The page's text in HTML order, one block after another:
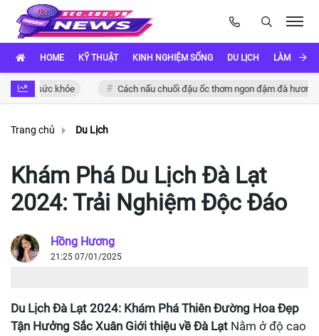
HOME KỸ THUẬT KINH NGHIỆM SỐNG DU LỊCH LÀM ĐẸP
sức khỏe Cách nấu chuối đậu ốc thơm ngon đậm đà hương vị Việt
Trang chủ Du Lịch
Khám Phá Du Lịch Đà Lạt
2024: Trải Nghiệm Độc Đáo
Hồng Hương
21:25 07/01/2025
Du Lịch Đà Lạt 2024: Khám Phá Thiên Đường Hoa Đẹp
Tận Hưởng Sắc Xuân Giới thiệu về Đà Lạt Nằm ở độ cao